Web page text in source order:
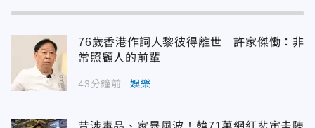
76歲香港作詞人黎彼得離世 許家傑慟：非
常照顧人的前輩
43分鐘前 娛樂